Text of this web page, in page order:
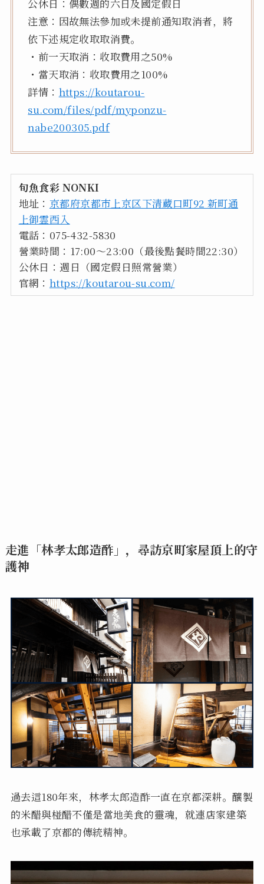
公休日：偶數週的六日及國定假日
注意：因故無法參加或未提前通知取消者，將
依下述規定收取取消費。
・前一天取消：收取費用之50%
・當天取消：收取費用之100%
詳情： https://koutarou-
su.com/files/pdf/myponzu-
nabe200305.pdf
旬魚食彩 NONKI
地址： 京都府京都市上京区下清蔵口町92 新町通
上御霊西入
電話：075-432-5830
營業時間：17:00～23:00（最後點餐時間22:30）
公休日：週日（國定假日照常營業）
官網： https://koutarou-su.com/
走進「林孝太郎造酢」，尋訪京町家屋頂上的守
護神
過去這180年來，林孝太郎造酢一直在京都深耕。釀製
的米醋與椪醋不僅是當地美食的靈魂，就連店家建築
也承載了京都的傳統精神。